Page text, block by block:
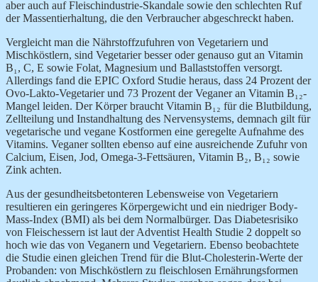
aber auch auf Fleischindustrie-Skandale sowie den schlechten Ruf
der Massentierhaltung, die den Verbraucher abgeschreckt haben.
Vergleicht man die Nährstoffzufuhren von Vegetariern und
Mischköstlern, sind Vegetarier besser oder genauso gut an Vitamin
B₁, C, E sowie Folat, Magnesium und Ballaststoffen versorgt.
Allerdings fand die EPIC Oxford Studie heraus, dass 24 Prozent der
Ovo-Lakto-Vegetarier und 73 Prozent der Veganer an Vitamin B₁₂-
Mangel leiden. Der Körper braucht Vitamin B₁₂ für die Blutbildung,
Zellteilung und Instandhaltung des Nervensystems, demnach gilt für
vegetarische und vegane Kostformen eine geregelte Aufnahme des
Vitamins. Veganer sollten ebenso auf eine ausreichende Zufuhr von
Calcium, Eisen, Jod, Omega-3-Fettsäuren, Vitamin B₂, B₁₂ sowie
Zink achten.
Aus der gesundheitsbetonteren Lebensweise von Vegetariern
resultieren ein geringeres Körpergewicht und ein niedriger Body-
Mass-Index (BMI) als bei dem Normalbürger. Das Diabetesrisiko
von Fleischessern ist laut der Adventist Health Studie 2 doppelt so
hoch wie das von Veganern und Vegetariern. Ebenso beobachtete
die Studie einen gleichen Trend für die Blut-Cholesterin-Werte der
Probanden: von Mischköstlern zu fleischlosen Ernährungsformen